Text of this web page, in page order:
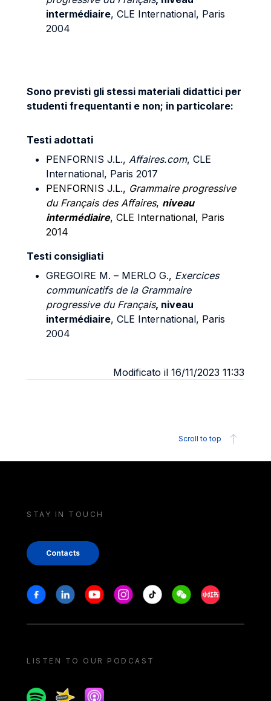
intermédiaire, CLE International, Paris
2004
Sono previsti gli stessi materiali didattici per
studenti frequentanti e non; in particolare:
Testi adottati
PENFORNIS J.L., Affaires.com, CLE
International, Paris 2017
PENFORNIS J.L., Grammaire progressive
du Français des Affaires, niveau
intermédiaire, CLE International, Paris
2014
Testi consigliati
GREGOIRE M. – MERLO G., Exercices
communicatifs de la Grammaire
progressive du Français, niveau
intermédiaire, CLE International, Paris
2004
Modificato il 16/11/2023 11:33
Scroll to top
STAY IN TOUCH
Contacts
Stay in touch
FacebookLinkedinYoutubeInstagram
Tiktok WeechatXiaohongshu/
LISTEN TO OUR PODCAST
SpotifySpreakerApple podcast